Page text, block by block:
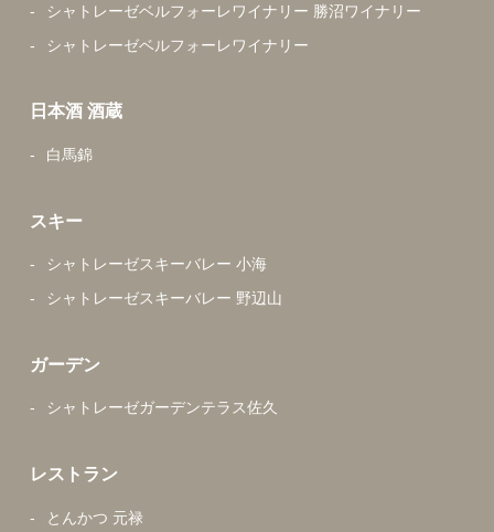
シャトレーゼベルフォーレワイナリー 勝沼ワイナリー
シャトレーゼベルフォーレワイナリー
日本酒 酒蔵
白馬錦
スキー
シャトレーゼスキーバレー 小海
シャトレーゼスキーバレー 野辺山
ガーデン
シャトレーゼガーデンテラス佐久
レストラン
とんかつ 元禄